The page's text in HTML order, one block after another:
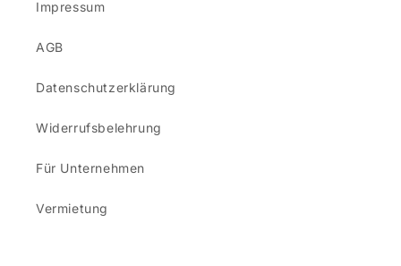
Impressum
AGB
Datenschutzerklärung
Widerrufsbelehrung
Für Unternehmen
Vermietung